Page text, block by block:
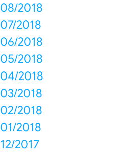
08/2018
07/2018
06/2018
05/2018
04/2018
03/2018
02/2018
01/2018
12/2017